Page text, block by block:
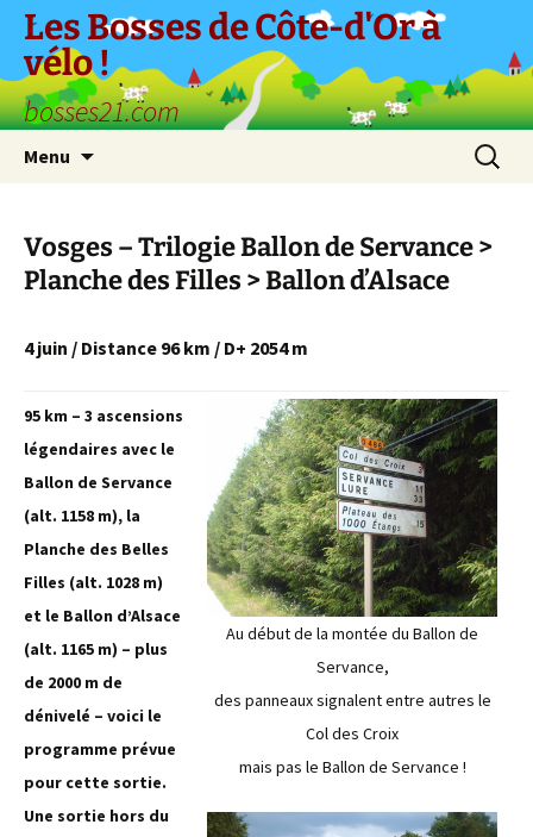
Aller
contenu
Les Bosses de Côte-d'Or à
vélo !
bosses21.com
Menu
Vosges – Trilogie Ballon de Servance >
Planche des Filles > Ballon d’Alsace
4 juin / Distance 96 km / D+ 2054 m
95 km – 3 ascensions
légendaires avec le
Ballon de Servance
(alt. 1158 m), la
Planche des Belles
Filles (alt. 1028 m)
et le Ballon d’Alsace
(alt. 1165 m) – plus
de 2000 m de
dénivelé – voici le
programme prévue
pour cette sortie.
Une sortie hors du
Au début de la montée du Ballon de
Servance,
des panneaux signalent entre autres le
Col des Croix
mais pas le Ballon de Servance !